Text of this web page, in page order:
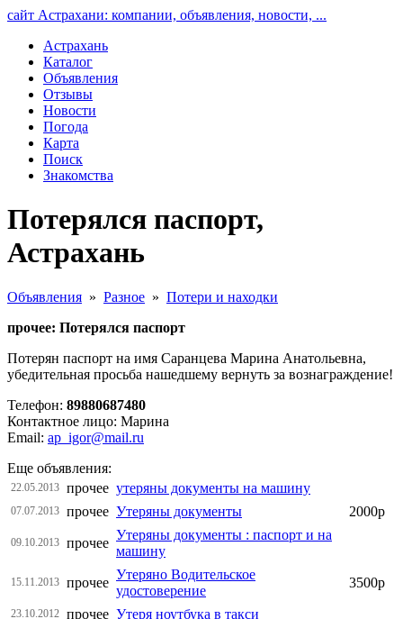
сайт Астрахани: компании, объявления, новости, ...
Астрахань
Каталог
Объявления
Отзывы
Новости
Погода
Карта
Поиск
Знакомства
Потерялся паспорт,
Астрахань
Объявления » Разное » Потери и находки
прочее: Потерялся паспорт
Потерян паспорт на имя Саранцева Марина Анатольевна,
убедительная просьба нашедшему вернуть за вознаграждение!
Телефон: 89880687480
Контактное лицо: Марина
Email: ap_igor@mail.ru
Еще объявления:
22.05.2013 прочее утеряны документы на машину
07.07.2013 прочее Утеряны документы 2000р
09.10.2013 прочее
Утеряны документы : паспорт и на
машину
15.11.2013 прочее
Утеряно Водительское
удостоверение
3500р
23.10.2012 прочее Утеря ноутбука в такси